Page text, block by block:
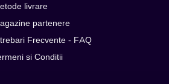
livrare
partenere
Frecvente - FAQ
si Conditii